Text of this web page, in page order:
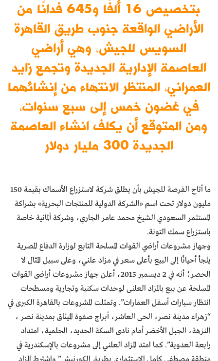
بتخصيص 16 ألفًا و645 فدانًا من
الأراضي الواقعة جنوب طريق القاهرة
السويس للجيش، وهي أراضي
العاصمة الإدارية الجديدة وتجمع زايد
العمراني، المنتظر الانتهاء من إنشائهما
في غضون خمس إلى سبع سنوات،
ومن المتوقع أن يكلف انشاء العاصمة
الجديدة 300 مليار دولار
ما أتاح الفرصة للجيش بأن يطلق شركة لاستزراع الأسماك بقيمة 150
مليون دولار تحت اسم «الشركة الدولية للمنتجات البحرية» بشراكة
المستثمر السعودي الشيخ محمد عامر الجاري، وشركة ألمانية خاصة
باستزراع سمك التونة.
وجهاز مشروعات أراضي القوات المسلحة التابع لوزارة الدفاع المصرية
يلجأ أحيانًا إلى البيع بأعلى سعر في مزاد علني، وعلى سبيل المثال لا
الحصر؛ أنه في 2 ديسمبر 2015، أعلن جهاز مشروعات أراضى القوات
المسلحة عن بيع بالمزاد العلنى لوحدات سكنية وتجارية ومسطحات
انتظار سيارات أسفل العمارات”. وتمثلت المشروعات بالقاهرة الكبرى في
“زهراء مدينة نصر، الحى العاشر، أبراج صفوة الميثاق بمدينة نصر ،
النزهة، الجبل الأخضر أمام نادى السكة الحديد، الحلمية، امتداد
رابعة العدوية”. كما امتد المزاد العلني إلى مشروعات بالإسكندرية في